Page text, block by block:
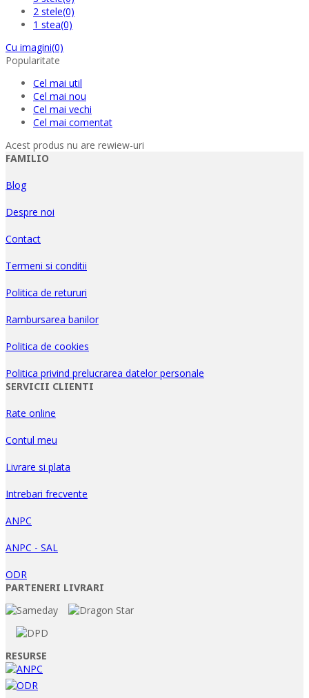
2 stele(0)
1 stea(0)
Cu imagini(0)
Popularitate
Cel mai util
Cel mai nou
Cel mai vechi
Cel mai comentat
Acest produs nu are rewiew-uri
FAMILIO
Blog
Despre noi
Contact
Termeni si conditii
Politica de retururi
Rambursarea banilor
Politica de cookies
Politica privind prelucrarea datelor personale
SERVICII CLIENTI
Rate online
Contul meu
Livrare si plata
Intrebari frecvente
ANPC
ANPC - SAL
ODR
PARTENERI LIVRARI
RESURSE